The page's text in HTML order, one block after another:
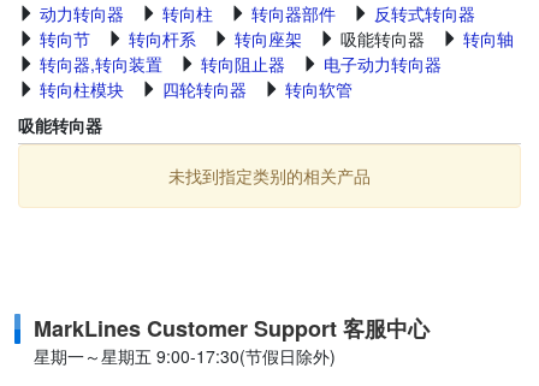
动力转向器
转向柱 转向器部件
反转式转向器
转向节
转向杆系 转向座架 吸能转向器
转向轴
转向器,转向装置
转向阻止器
电子动力转向器
转向柱模块
四轮转向器
转向软管
吸能转向器
未找到指定类别的相关产品
MarkLines Customer Support 客服中心
星期一～星期五 9:00-17:30(节假日除外)